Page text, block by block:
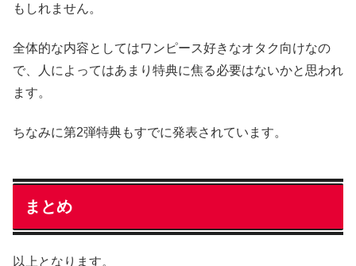
もしれません。
全体的な内容としてはワンピース好きなオタク向けなの
で、人によってはあまり特典に焦る必要はないかと思われ
ます。
ちなみに第2弾特典もすでに発表されています。
まとめ
以上となります。